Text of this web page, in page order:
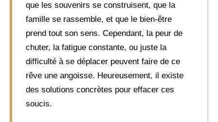
que les souvenirs se construisent, que la
famille se rassemble, et que le bien-être
prend tout son sens. Cependant, la peur de
chuter, la fatigue constante, ou juste la
difficulté à se déplacer peuvent faire de ce
rêve une angoisse. Heureusement, il existe
des solutions concrètes pour effacer ces
soucis.